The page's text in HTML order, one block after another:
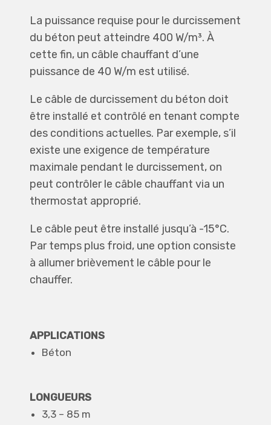
La puissance requise pour le durcissement
du béton peut atteindre 400 W/m³. À
cette fin, un câble chauffant d’une
puissance de 40 W/m est utilisé.
Le câble de durcissement du béton doit
être installé et contrôlé en tenant compte
des conditions actuelles. Par exemple, s’il
existe une exigence de température
maximale pendant le durcissement, on
peut contrôler le câble chauffant via un
thermostat approprié.
Le câble peut être installé jusqu’à -15°C.
Par temps plus froid, une option consiste
à allumer brièvement le câble pour le
chauffer.
APPLICATIONS
Béton
LONGUEURS
3,3 – 85 m